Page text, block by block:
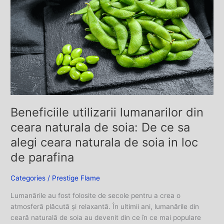
Beneficiile utilizarii lumanarilor din
ceara naturala de soia: De ce sa
alegi ceara naturala de soia in loc
de parafina
Categories / Prestige Flame
Lumanările au fost folosite de secole pentru a crea o
atmosferă plăcută și relaxantă. În ultimii ani, lumanările din
ceară naturală de soia au devenit din ce în ce mai populare
ceara
naturala
de
soia:
De
ce
sa
alegi
ceara
naturala
de
soia
in
loc
de
parafina